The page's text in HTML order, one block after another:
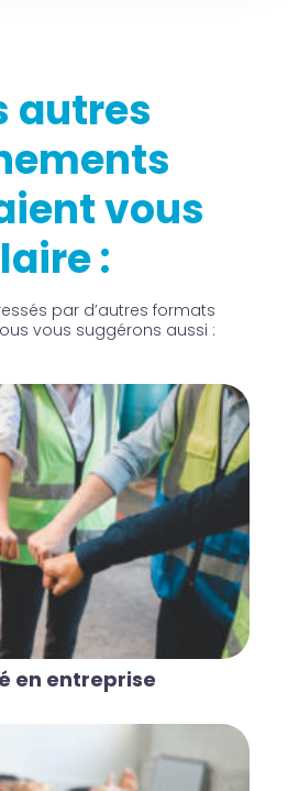
autres
vous
:
par d’autres formats
vous suggérons aussi :
en entreprise